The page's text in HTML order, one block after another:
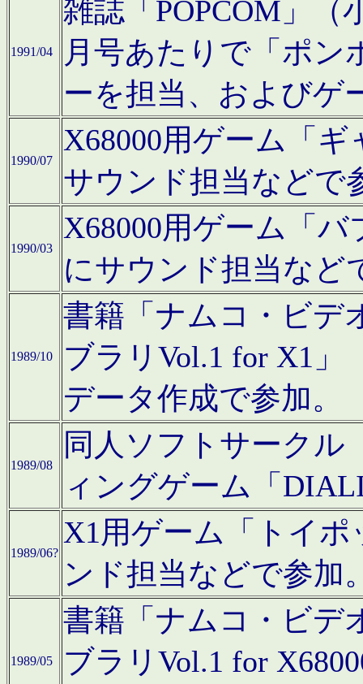
1991/04
雑誌「POPCOM」（
月号あたりで「ポン
ーを担当、およびゲ
1990/07
X68000用ゲーム「
サウンド担当などで
1990/03
X68000用ゲーム「
にサウンド担当など
1989/10
書籍「ナムコ・ビデ
ブラリVol.1 for X1」
データ作成で参加。
1989/08
同人ソフトサークル
ィングゲーム「
1989/06?
X1用ゲーム「トイ
ンド担当などで参加
1989/05
書籍「ナムコ・ビデ
ブラリVol.1 for